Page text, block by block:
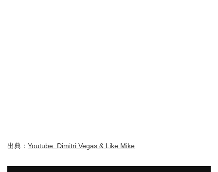
出典： Youtube: Dimitri Vegas & Like Mike